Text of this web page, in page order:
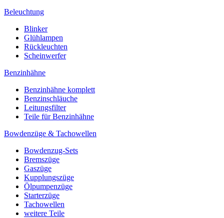
Beleuchtung
Blinker
Glühlampen
Rückleuchten
Scheinwerfer
Benzinhähne
Benzinhähne komplett
Benzinschläuche
Leitungsfilter
Teile für Benzinhähne
Bowdenzüge & Tachowellen
Bowdenzug-Sets
Bremszüge
Gaszüge
Kupplungszüge
Ölpumpenzüge
Starterzüge
Tachowellen
weitere Teile